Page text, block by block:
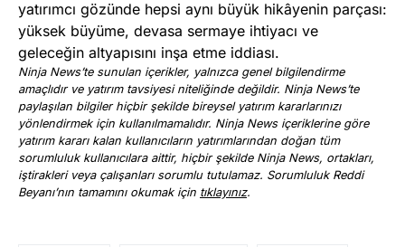
yatırımcı gözünde hepsi aynı büyük hikâyenin parçası:
yüksek büyüme, devasa sermaye ihtiyacı ve
geleceğin altyapısını inşa etme iddiası.
Ninja News’te sunulan içerikler, yalnızca genel bilgilendirme
amaçlıdır ve yatırım tavsiyesi niteliğinde değildir. Ninja News’te
paylaşılan bilgiler hiçbir şekilde bireysel yatırım kararlarınızı
yönlendirmek için kullanılmamalıdır. Ninja News içeriklerine göre
yatırım kararı kalan kullanıcıların yatırımlarından doğan tüm
sorumluluk kullanıcılara aittir, hiçbir şekilde Ninja News, ortakları,
iştirakleri veya çalışanları sorumlu tutulamaz. Sorumluluk Reddi
Beyanı’nın tamamını okumak için tıklayınız.